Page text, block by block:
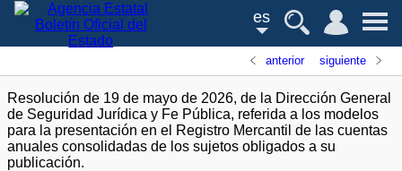
es
anterior siguiente
Resolución de 19 de mayo de 2026, de la Dirección General
de Seguridad Jurídica y Fe Pública, referida a los modelos
para la presentación en el Registro Mercantil de las cuentas
anuales consolidadas de los sujetos obligados a su
publicación.